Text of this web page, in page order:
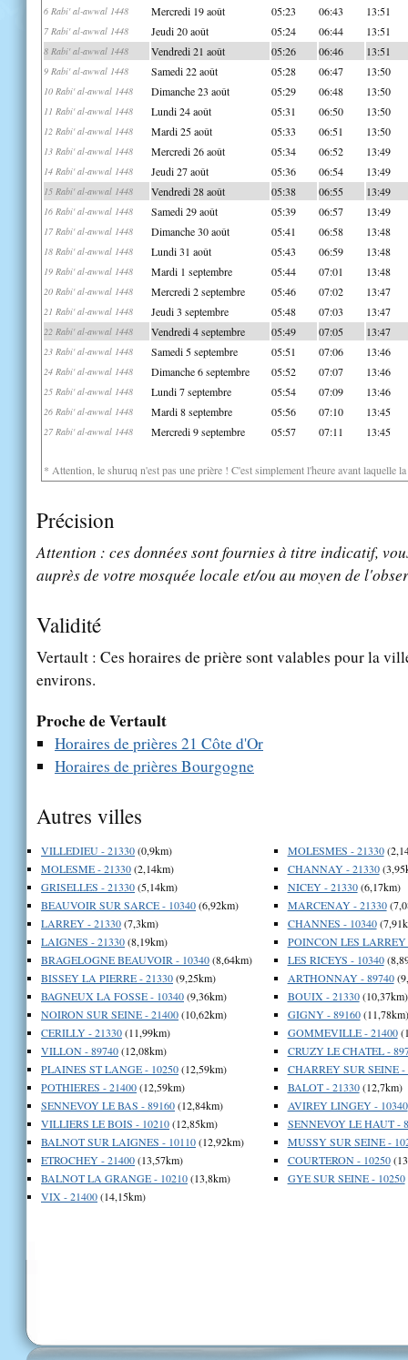
6 Rabi' al-awwal 1448 Mercredi 19 août 05:23 06:43 13:51
7 Rabi' al-awwal 1448 Jeudi 20 août 05:24 06:44 13:51
8 Rabi' al-awwal 1448 Vendredi 21 août 05:26 06:46 13:51
9 Rabi' al-awwal 1448 Samedi 22 août 05:28 06:47 13:50
10 Rabi' al-awwal 1448 Dimanche 23 août 05:29 06:48 13:50
11 Rabi' al-awwal 1448 Lundi 24 août 05:31 06:50 13:50
12 Rabi' al-awwal 1448 Mardi 25 août 05:33 06:51 13:50
13 Rabi' al-awwal 1448 Mercredi 26 août 05:34 06:52 13:49
14 Rabi' al-awwal 1448 Jeudi 27 août 05:36 06:54 13:49
15 Rabi' al-awwal 1448 Vendredi 28 août 05:38 06:55 13:49
16 Rabi' al-awwal 1448 Samedi 29 août 05:39 06:57 13:49
17 Rabi' al-awwal 1448 Dimanche 30 août 05:41 06:58 13:48
18 Rabi' al-awwal 1448 Lundi 31 août 05:43 06:59 13:48
19 Rabi' al-awwal 1448 Mardi 1 septembre 05:44 07:01 13:48
20 Rabi' al-awwal 1448 Mercredi 2 septembre 05:46 07:02 13:47
21 Rabi' al-awwal 1448 Jeudi 3 septembre 05:48 07:03 13:47
22 Rabi' al-awwal 1448 Vendredi 4 septembre 05:49 07:05 13:47
23 Rabi' al-awwal 1448 Samedi 5 septembre 05:51 07:06 13:46
24 Rabi' al-awwal 1448 Dimanche 6 septembre 05:52 07:07 13:46
25 Rabi' al-awwal 1448 Lundi 7 septembre 05:54 07:09 13:46
26 Rabi' al-awwal 1448 Mardi 8 septembre 05:56 07:10 13:45
27 Rabi' al-awwal 1448 Mercredi 9 septembre 05:57 07:11 13:45
* Attention, le shuruq n'est pas une prière ! C'est simplement l'heure avant laquelle
Précision
Attention : ces données sont fournies à titre indicatif,
auprès de votre mosquée locale et/ou au moyen de
Validité
Vertault : Ces horaires de prière sont valables pour la
environs.
Proche de Vertault
Horaires de prières 21 Côte d'Or
Horaires de prières Bourgogne
Autres villes
VILLEDIEU - 21330(0,9km)
MOLESME - 21330(2,14km)
GRISELLES - 21330(5,14km)
BEAUVOIR SUR SARCE - 10340(6,92km)
LARREY - 21330(7,3km)
LAIGNES - 21330(8,19km)
BRAGELOGNE BEAUVOIR - 10340(8,64km)
BISSEY LA PIERRE - 21330(9,25km)
BAGNEUX LA FOSSE - 10340(9,36km)
NOIRON SUR SEINE - 21400(10,62km)
CERILLY - 21330(11,99km)
VILLON - 89740(12,08km)
PLAINES ST LANGE - 10250(12,59km)
POTHIERES - 21400(12,59km)
SENNEVOY LE BAS - 89160(12,84km)
VILLIERS LE BOIS - 10210(12,85km)
BALNOT SUR LAIGNES - 10110(12,92km)
ETROCHEY - 21400(13,57km)
BALNOT LA GRANGE - 10210(13,8km)
VIX - 21400(14,15km)
MOLESMES - 21330
CHANNAY - 21330
NICEY - 21330(6,17km)
MARCENAY - 21330
CHANNES - 10340
POINCON LES LARREY
LES RICEYS - 10340
ARTHONNAY - 89740
BOUIX - 21330(10,37km)
GIGNY - 89160(11,78km)
GOMMEVILLE - 21400
CRUZY LE CHATEL -
CHARREY SUR SEINE -
BALOT - 21330(12,7km)
AVIREY LINGEY - 10340
SENNEVOY LE HAUT -
MUSSY SUR SEINE -
COURTERON - 10250
GYE SUR SEINE - 10250